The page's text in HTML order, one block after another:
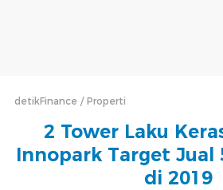
detikFinance Properti
2 Tower Laku
Innopark Target Jual
di 2019